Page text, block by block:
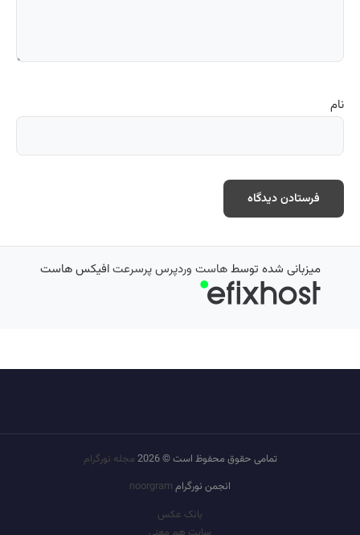
نام
میزبانی شده توسطهاست وردپرس پرسرعتافیکس هاست
تمامی حقوق محفوظ است © 2026
مجله نورگرام
انجمن نورگرام noorgram
بانک عکس